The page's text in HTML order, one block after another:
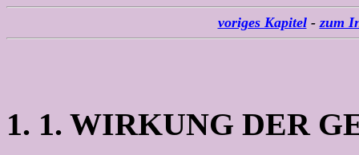
voriges Kapitel-zum
1. 1. WIRKUNG DER